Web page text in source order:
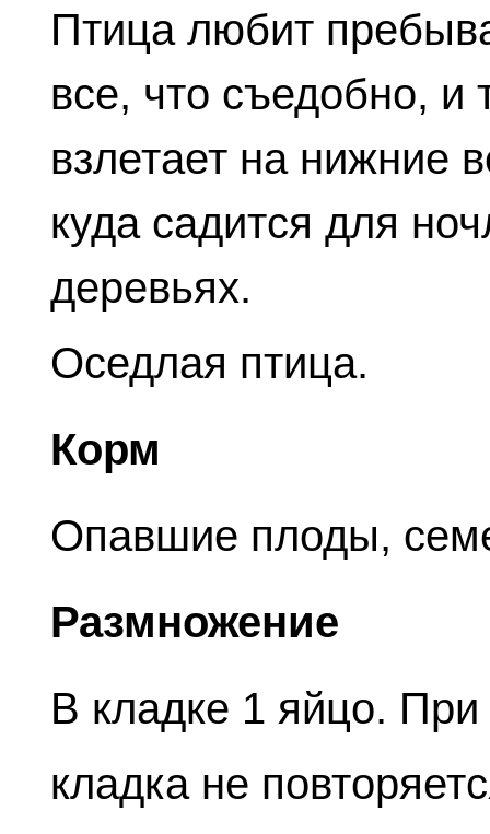
Птица любит
все, что съедобно, и
взлетает на нижние
куда садится для
деревьях.
Оседлая птица.
Корм
Опавшие плоды,
Размножение
В кладке 1 яйцо.
кладка не